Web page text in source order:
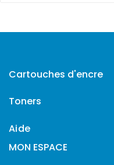
Cartouches d'encre
Toners
Aide
MON ESPACE